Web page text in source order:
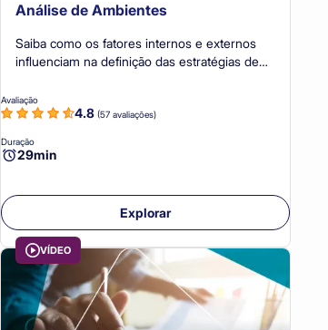
Análise de Ambientes
Saiba como os fatores internos e externos
influenciam na definição das estratégias de
Avaliação
4.8 (57 avaliações)
Duração
29min
Explorar
VÍDEO